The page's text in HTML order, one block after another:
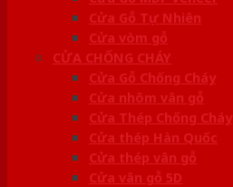
Cửa Gỗ Tự Nhiên
Cửa vòm gỗ
CỬA CHỐNG CHÁY
Cửa Gỗ Chống Cháy
Cửa nhôm vân gỗ
Cửa Thép Chống Cháy
Cửa thép Hàn Quốc
Cửa thép vân gỗ
Cửa vân gỗ 5D